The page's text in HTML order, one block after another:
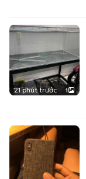
21 phút trước 1